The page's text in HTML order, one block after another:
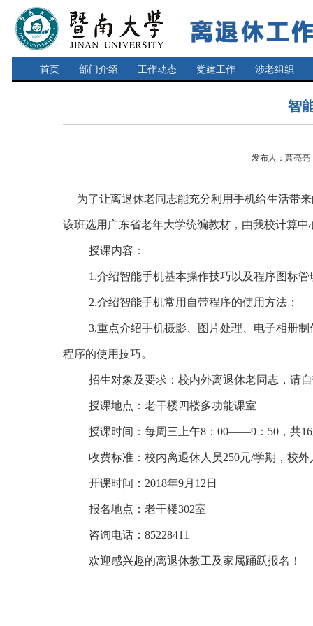
首页 部门介绍 工作动态 党建工作 涉老组织
智
发布人：萧亮
为了让离退休老同志能充分利用手机给生活带
该班选用广东省老年大学统编教材，由我校计算
授课内容：
1.介绍智能手机基本操作技巧以及程序图标管
2.介绍智能手机常用自带程序的使用方法；
3.重点介绍手机摄影、图片处理、电子相册
程序的使用技巧。
招生对象及要求：校内外离退休老同志，请
授课地点：老干楼四楼多功能课室
授课时间：每周三上午8 ： 00——9 ： 50 ，共16
收费标准：校内离退休人员250元/学期，校外
开课时间： 2018年9月 12 日
报名地点：老干楼302室
咨询电话： 85228411
欢迎感兴趣的离退休教工及家属踊跃报名！